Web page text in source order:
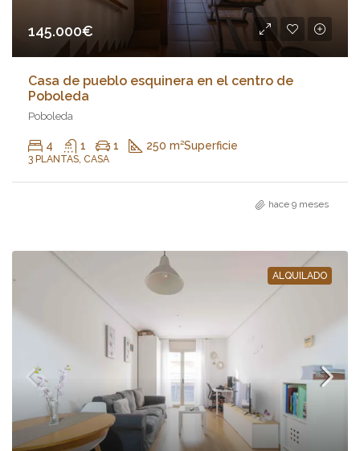
145.000€
Casa de pueblo esquinera en el centro de
Poboleda
Poboleda
4 1 1 250 m²Superficie
3 PLANTAS, CASA
hace 9 meses
ALQUILADO